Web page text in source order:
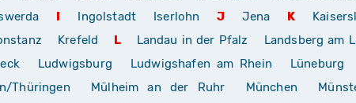
Ingolstadt Iserlohn J Jena K
Krefeld L Landau in der Pfalz Landsberg am
Ludwigsburg Ludwigshafen am Rhein Lüneburg
Thüringen Mülheim an der Ruhr München